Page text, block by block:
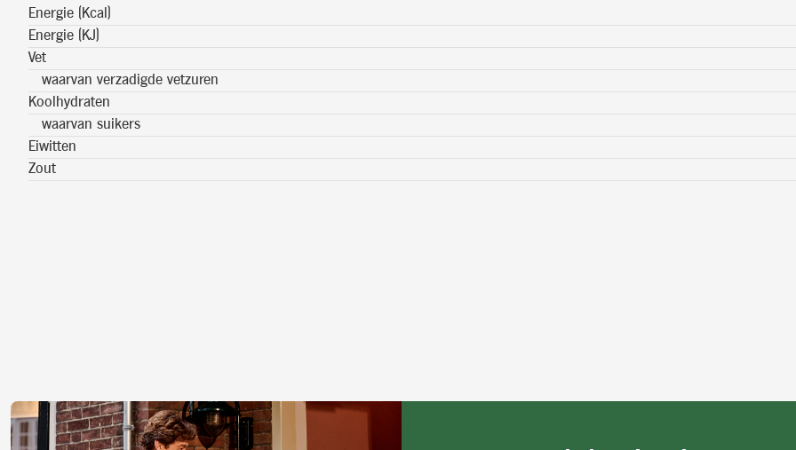
Energie (Kcal)
Energie (KJ)
Vet
waarvan verzadigde vetzuren
Koolhydraten
waarvan suikers
Eiwitten
Zout